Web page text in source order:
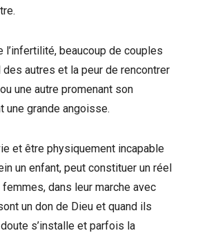
l’infertilité, beaucoup de couples
autres et la peur de rencontrer
une autre promenant son
une grande angoisse.
et être physiquement incapable
un enfant, peut constituer un réel
dans leur marche avec
un don de Dieu et quand ils
s’installe et parfois la